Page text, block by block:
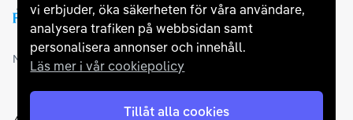
vi erbjuder, öka säkerheten för våra användare,
analysera trafiken på webbsidan samt
personalisera annonser och innehåll.
Läs mer i vår cookiepolicy
Tillåt alla cookies
Medlemskap och utmärkelser